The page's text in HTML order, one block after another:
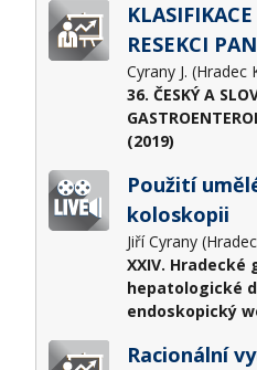
RESEKCI
Cyrany J. (Hradec
36. ČESKÝ A
(2019)
Použití
koloskopii
Jiří Cyrany
XXIV.
hepatologické
endoskopický
Racionální